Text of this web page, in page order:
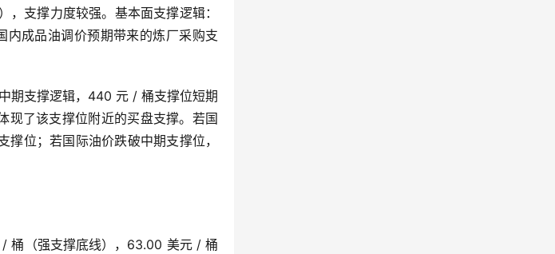
支撑力度较强。基本面支撑逻辑：
内成品油调价预期带来的炼厂采购支
期支撑逻辑，440 元 / 桶支撑位短期
了该支撑位附近的买盘支撑。若国
位；若国际油价跌破中期支撑位，
桶（强支撑底线），63.00 美元 / 桶